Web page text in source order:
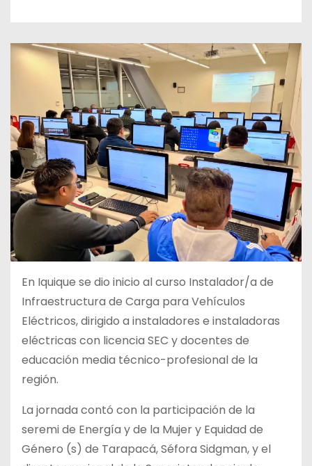
En Iquique se dio inicio al curso Instalador/a de
Infraestructura de Carga para Vehículos
Eléctricos, dirigido a instaladores e instaladoras
eléctricas con licencia SEC y docentes de
educación media técnico-profesional de la
región.
La jornada contó con la participación de la
seremi de Energía y de la Mujer y Equidad de
Género (s) de Tarapacá, Séfora Sidgman, y el